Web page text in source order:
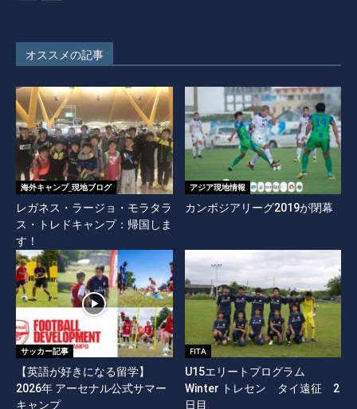
オススメの記事
海外キャンプ_現地ブログ
レガネス・ラージョ・モラタラ
ス・トレドキャンプ：帰国しま
す！
アジア現地情報
カンボジアリーグ2019が閉幕
サッカー記事
【英語が好きになる留学】
2026年 アーセナル公式サマー
キャンプ
FITA
U15エリートプログラム
Winter トレセン タイ遠征 2
日目